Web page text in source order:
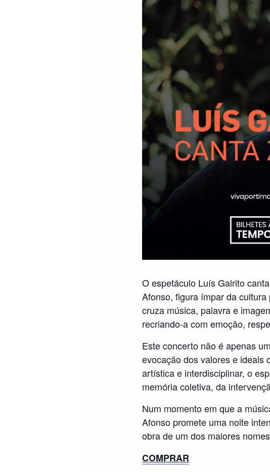
O espetáculo Luís Galrito
Afonso, figura ímpar da
cruza música, palavra e
recriando-a com emoção,
Este concerto não é apenas
evocação dos valores e ideais
artística e interdisciplinar, o
memória coletiva, da
Num momento em que a
Afonso promete uma noite
obra de um dos maiores
COMPRAR